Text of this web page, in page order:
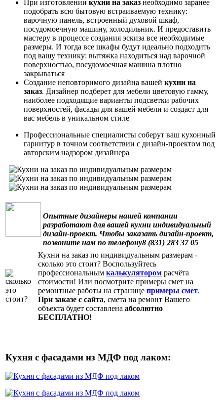
При изготовлении кухни на заказ необходимо заранее
подобрать всю бытовую встраиваемую технику:
варочную панель, встроенный духовой шкаф,
посудомоечную машину, холодильник. И предоставить
мастеру в процессе создания эскиза все необходимые
размеры. И тогда все шкафы будут идеально подходить
под вашу технику: вытяжка находиться над варочной
поверхностью, посудомоечная машина плотно
закрываться
Создание неповторимого дизайна вашей кухни на
заказ. Дизайнер подберет для мебели цветовую гамму,
наиболее подходящие варианты подсветки рабочих
поверхностей, фасады для вашей мебели и создаст для
вас мебель в уникальном стиле
Профессиональные специалисты соберут ваш кухонный
гарнитур в точном соответствии с дизайн-проектом под
авторским надзором дизайнера
Опытные дизайнеры нашей компании
разработают для вашей кухни индивидуальный
дизайн-проект. Чтобы заказать дизайн-проект,
позвоните нам по телефону8 (831) 283 37 05
Кухни на заказ по индивидуальным размерам -
сколько это стоит? Воспользуйтесь
профессиональным калькулятором расчёта
стоимости! Или посмотрите примеры смет на
ремонтные работы на странице примеры смет.
При заказе с сайта, смета на ремонт Вашего
объекта будет составлена абсолютно
БЕСПЛАТНО!
Кухня с фасадами из МДФ под лаком: